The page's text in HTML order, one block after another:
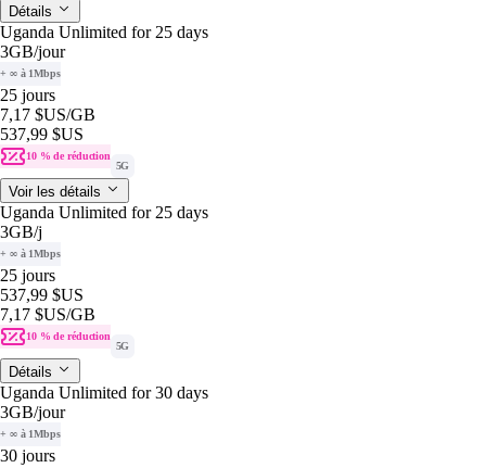
Détails
Uganda Unlimited for 25 days
3GB/jour
+ ∞ à 1Mbps
25 jours
7,17 $US/GB
537,99 $US
10 % de réduction
5G
Voir les détails
Uganda Unlimited for 25 days
3GB/j
+ ∞ à 1Mbps
25 jours
537,99 $US
7,17 $US/GB
10 % de réduction
5G
Détails
Uganda Unlimited for 30 days
3GB/jour
+ ∞ à 1Mbps
30 jours